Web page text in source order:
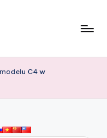
C4 w